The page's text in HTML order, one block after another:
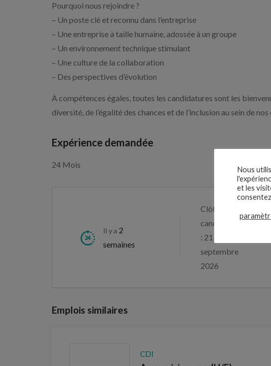
Pourquoi nous rejoindre ?
– Un poste clé et reconnu dans l’entreprise
– Une entreprise à taille humaine, adossée à un groupe
– Un environnement technique stimulant
– Une culture de la collaboration
– Des perspectives d’évolution
À compétences égales, toutes les candidatures sont les
diversité, de l’égalité des chances et de l’inclusion au sein de nos
Expérience demandée
24 Mois
Il y a 2
semaines
Clôture des
candidatures
: 21
septembre
2026
Emplois similaires
CDI
Nous
et les